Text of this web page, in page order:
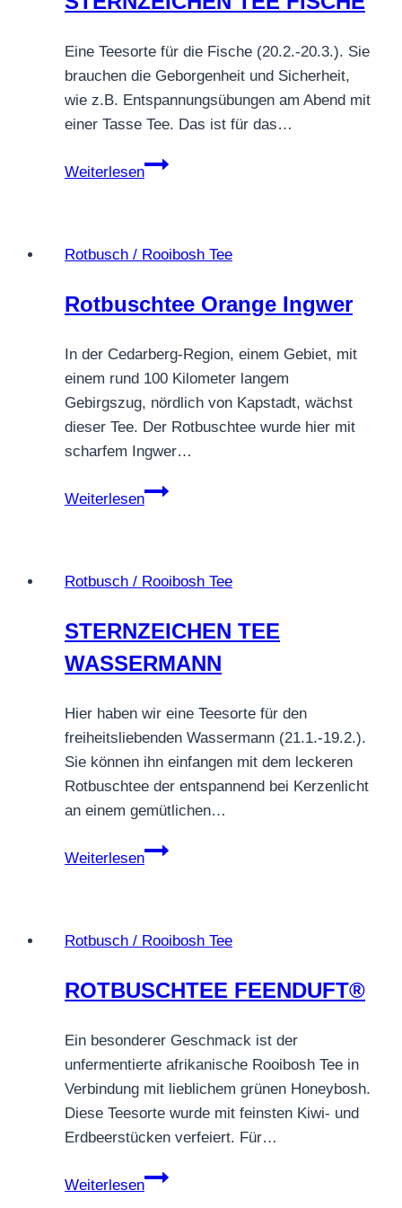
Eine Teesorte für die Fische (20.2.-20.3.). Sie
brauchen die Geborgenheit und Sicherheit,
wie z.B. Entspannungsübungen am Abend mit
einer Tasse Tee. Das ist für das…
Weiterlesen
STERNZEICHEN
Rotbusch / Rooibosh Tee
Rotbuschtee Orange Ingwer
In der Cedarberg-Region, einem Gebiet, mit
einem rund 100 Kilometer langem
Gebirgszug, nördlich von Kapstadt, wächst
dieser Tee. Der Rotbuschtee wurde hier mit
scharfem Ingwer…
Weiterlesen
Rotbuschtee
Rotbusch / Rooibosh Tee
STERNZEICHEN TEE
WASSERMANN
Hier haben wir eine Teesorte für den
freiheitsliebenden Wassermann (21.1.-19.2.).
Sie können ihn einfangen mit dem leckeren
Rotbuschtee der entspannend bei Kerzenlicht
an einem gemütlichen…
Weiterlesen
STERNZEICHEN
Rotbusch / Rooibosh Tee
ROTBUSCHTEE FEENDUFT®
Ein besonderer Geschmack ist der
unfermentierte afrikanische Rooibosh Tee in
Verbindung mit lieblichem grünen Honeybosh.
Diese Teesorte wurde mit feinsten Kiwi- und
Erdbeerstücken verfeiert. Für…
Weiterlesen
ROTBUSCHTEE